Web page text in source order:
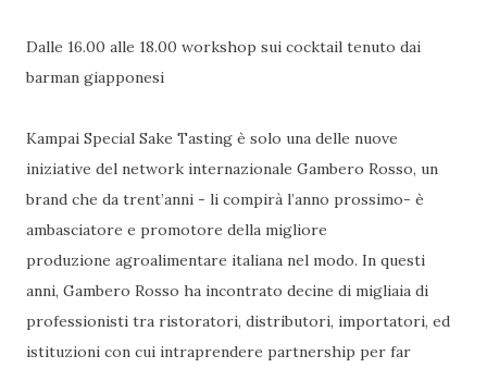
Dalle 16.00 alle 18.00 workshop sui cocktail tenuto dai
barman giapponesi
Kampai Special Sake Tasting è solo una delle nuove
iniziative del network internazionale Gambero Rosso, un
brand che da trent’anni - li compirà l’anno prossimo- è
ambasciatore e promotore della migliore
produzione agroalimentare italiana nel modo. In questi
anni, Gambero Rosso ha incontrato decine di migliaia di
professionisti tra ristoratori, distributori, importatori, ed
istituzioni con cui intraprendere partnership per far